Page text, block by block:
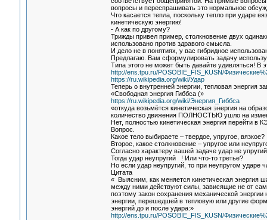
вопросы и переспрашивать это нормальное
Что касается тепла, поскольку тепло при ударе
кинетическую энергию!
- А как по другому?
Трижды привел пример, столкновение двух
использовано против здравого смысла.
И дело не в понятиях, у вас гибридное
Предлагаю. Вам сформулировать задачу
Типа этого не может быть давайте удивляться! В
http://ens.tpu.ru/POSOBIE_FIS_KUSN/
https://ru.wikipedia.org/wiki/Удар
Теперь о внутренней энергии, тепловая энергия
«Свободная энергия Гиббса (»
https://ru.wikipedia.org/wiki/Энергия_Гиббса
«откуда возьмётся кинетическая энергия на
количество движения ПОЛНОСТЬЮ ушло на
Нет, полностью кинетическая энергия перейти
Вопрос.
Какое тело выбираете – твердое, упругое, вязкое?
Второе, какое столкновение – упругое или
Согласно характеру вашей задаче удар не
Тогда удар неупругий ! Или что-то третье?
Но если удар неупругий, то при неупругом ударе
Цитата
« Выясним, как меняется кинетическая энергия
между ними действуют силы, зависящие не от
поэтому закон сохранения механической
энергии, перешедшей в тепловую или другие
энергий до и после удара:»
http://ens.tpu.ru/POSOBIE_FIS_KUSN/